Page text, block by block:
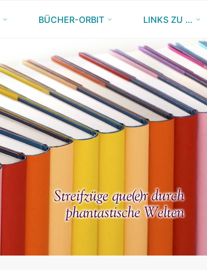
BÜCHER-ORBIT LINKS ZU …